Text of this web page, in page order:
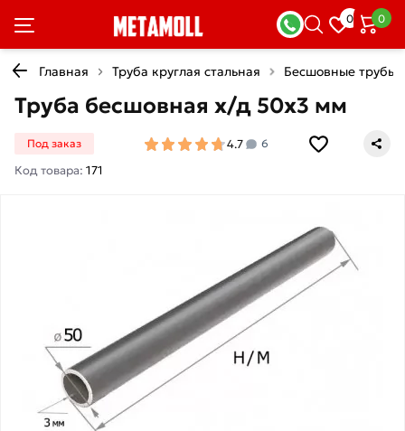
0 0
Главная Труба круглая стальная Бесшовные трубы
Труба бесшовная х/д 50х3 мм
Под заказ 4.7 6
Код товара: 171